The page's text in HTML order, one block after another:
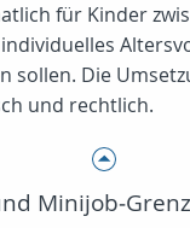
für Kinder
individuelles
sollen. Die
und rechtlich.